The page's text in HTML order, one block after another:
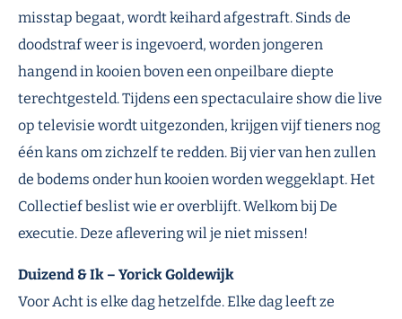
misstap begaat, wordt keihard afgestraft. Sinds de
doodstraf weer is ingevoerd, worden jongeren
hangend in kooien boven een onpeilbare diepte
terechtgesteld. Tijdens een spectaculaire show die live
op televisie wordt uitgezonden, krijgen vijf tieners nog
één kans om zichzelf te redden. Bij vier van hen zullen
de bodems onder hun kooien worden weggeklapt. Het
Collectief beslist wie er overblijft. Welkom bij De
executie. Deze aflevering wil je niet missen!
Duizend & Ik – Yorick Goldewijk
Voor Acht is elke dag hetzelfde. Elke dag leeft ze